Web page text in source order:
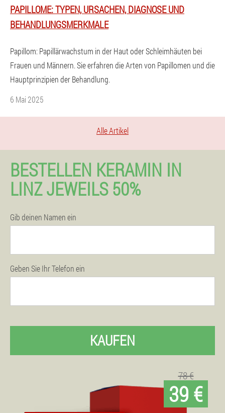
PAPILLOME: TYPEN, URSACHEN, DIAGNOSE UND
BEHANDLUNGSMERKMALE
Papillom: Papillärwachstum in der Haut oder Schleimhäuten bei
Frauen und Männern. Sie erfahren die Arten von Papillomen und die
Hauptprinzipien der Behandlung.
6 Mai 2025
Alle Artikel
BESTELLEN KERAMIN IN
LINZ JEWEILS 50%
Gib deinen Namen ein
Geben Sie Ihr Telefon ein
KAUFEN
78 €
39 €